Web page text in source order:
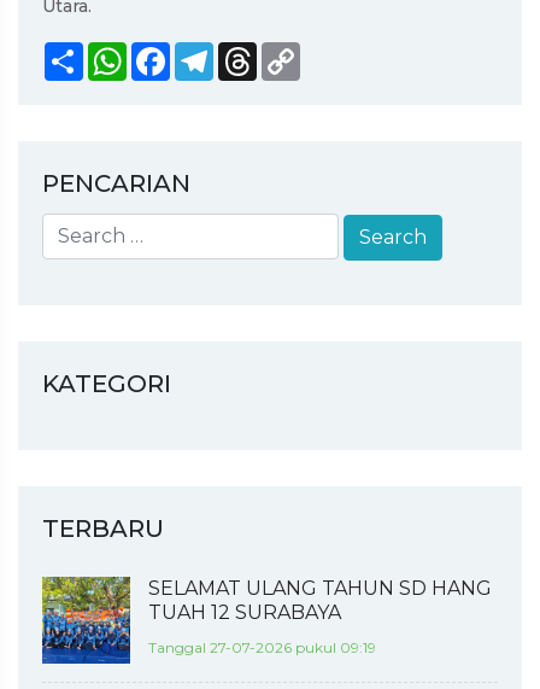
Utara.
ShareWhatsApp
FacebookTelegram
Threads
PENCARIAN
KATEGORI
TERBARU
SELAMAT ULANG TAHUN SD HANG
TUAH 12 SURABAYA
Tanggal 27-07-2026 pukul 09:19